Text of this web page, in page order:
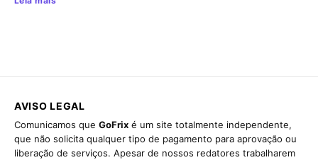
AVISO LEGAL
Comunicamos que GoFrix é um site totalmente independente,
que não solicita qualquer tipo de pagamento para aprovação ou
liberação de serviços. Apesar de nossos redatores trabalharem